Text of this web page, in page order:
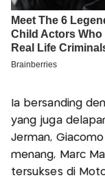
Ia bersanding
yang juga
Jerman,
menang, Marc
tersukses di